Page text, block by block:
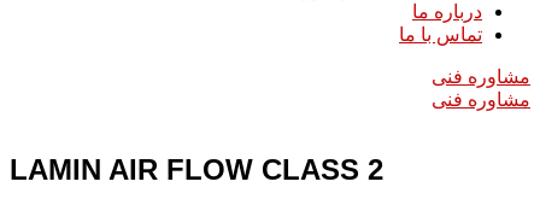
درباره ما
تماس با ما
مشاوره فنی
مشاوره فنی
LAMIN AIR FLOW CLASS 2